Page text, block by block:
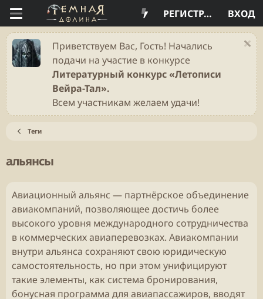
ВХОД
РЕГИСТРАЦИЯ
Приветствуем Вас, Гость! Начались
подачи на участие в конкурсе
Литературный конкурс «Летописи
Вейра-Тал».
Всем участникам желаем удачи!
Теги
альянсы
Авиационный альянс — партнёрское объединение
авиакомпаний, позволяющее достичь более
высокого уровня международного сотрудничества
в коммерческих авиаперевозках. Авиакомпании
внутри альянса сохраняют свою юридическую
самостоятельность, но при этом унифицируют
такие элементы, как система бронирования,
бонусная программа для авиапассажиров, вводят